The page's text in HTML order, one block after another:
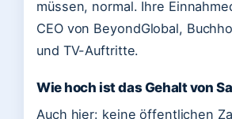
müssen, normal. Ihre
CEO von BeyondGlobal,
und TV-Auftritte.
Wie hoch ist das Gehalt von
Auch hier: keine öffentlichen